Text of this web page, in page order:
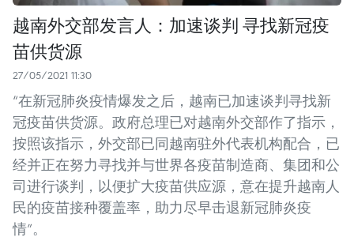
越南外交部发言人：加速谈判 寻找新冠疫
苗供货源
27/05/2021 11:30
“在新冠肺炎疫情爆发之后，越南已加速谈判寻找新
冠疫苗供货源。政府总理已对越南外交部作了指示，
按照该指示，外交部已同越南驻外代表机构配合，已
经并正在努力寻找并与世界各疫苗制造商、集团和公
司进行谈判，以便扩大疫苗供应源，意在提升越南人
民的疫苗接种覆盖率，助力尽早击退新冠肺炎疫
情”。